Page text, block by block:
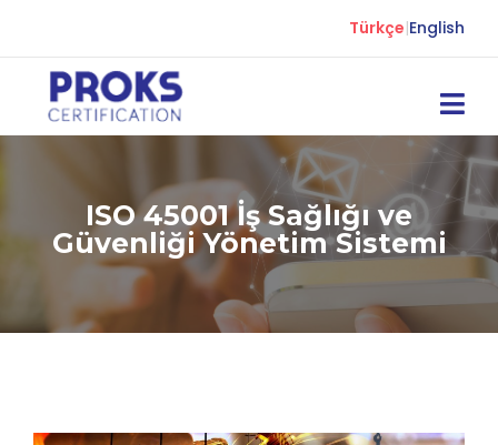
Türkçe|English
ISO 45001 İş Sağlığı ve
Güvenliği Yönetim Sistemi